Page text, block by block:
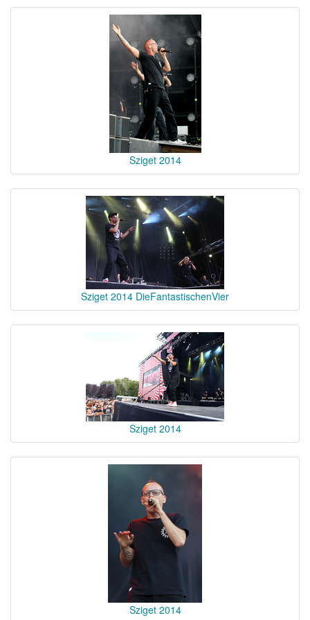
Sziget 2014
Sziget 2014 DieFantastischenVier
Sziget 2014
Sziget 2014